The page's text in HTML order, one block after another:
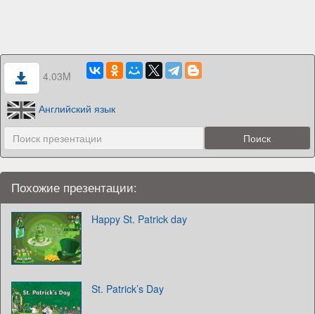
4.03M
Английский язык
Похожие презентации:
Happy St. Patrick day
St. Patrick’s Day